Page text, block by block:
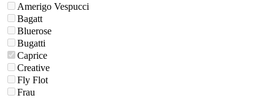
Amerigo Vespucci
Bagatt
Bluerose
Bugatti
Caprice
Creative
Fly Flot
Frau